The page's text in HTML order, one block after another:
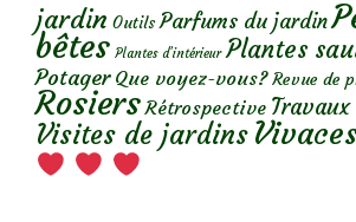
jardin Outils Parfums du jardin
bêtes Plantes d’intérieur Plantes
Potager Que voyez-vous? Revue de
Rosiers Rétrospective
Visites de jardins